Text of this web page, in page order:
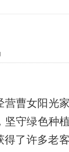
曹女阳光
坚守绿色种
了许多老客